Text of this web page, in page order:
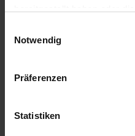
Cookies und ähnliche
soweit dies technisch für
Dienste erforderlich ist
sowie darüber hinaus
Marketingcookies). Mit
Notwendig
Präferenzen
Statistiken